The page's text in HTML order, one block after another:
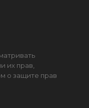
их прав,
о защите прав